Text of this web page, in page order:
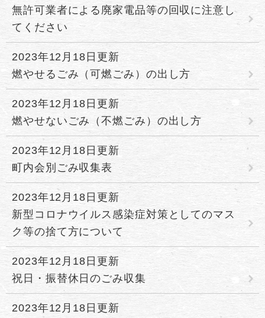
無許可業者による廃家電品等の回収に注意し
てください
2023年12月18日更新
燃やせるごみ（可燃ごみ）の出し方
2023年12月18日更新
燃やせないごみ（不燃ごみ）の出し方
2023年12月18日更新
町内会別ごみ収集表
2023年12月18日更新
新型コロナウイルス感染症対策としてのマス
ク等の捨て方について
2023年12月18日更新
祝日・振替休日のごみ収集
2023年12月18日更新